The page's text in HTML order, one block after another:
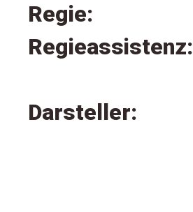
Regie:
Regieassistenz:
Darsteller: